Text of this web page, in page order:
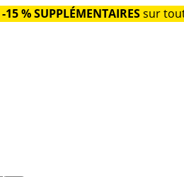
-15 % SUPPLÉMENTAIRESsur